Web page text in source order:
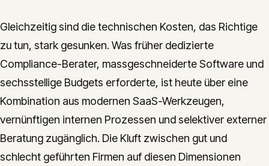
Gleichzeitig sind die technischen Kosten, das Richtige
zu tun, stark gesunken. Was früher dedizierte
Compliance-Berater, massgeschneiderte Software und
sechsstellige Budgets erforderte, ist heute über eine
Kombination aus modernen SaaS-Werkzeugen,
vernünftigen internen Prozessen und selektiver externer
Beratung zugänglich. Die Kluft zwischen gut und
schlecht geführten Firmen auf diesen Dimensionen